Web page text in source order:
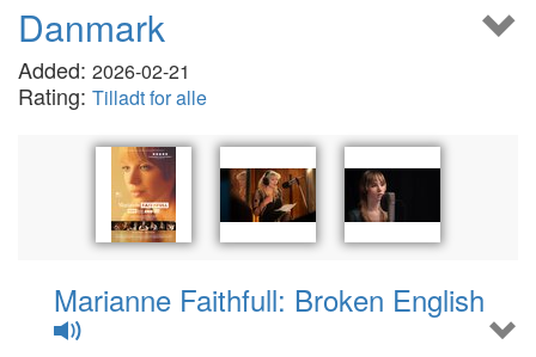
Danmark
Added: 2026-02-21
Rating: Tilladt for alle
Marianne Faithfull: Broken English